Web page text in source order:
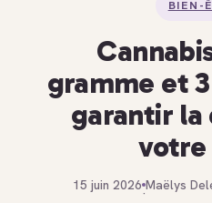
Spiritualité
Développement personnel
BIEN-
gramme et
garantir la
votre
15 juin 2026
·
Maëlys